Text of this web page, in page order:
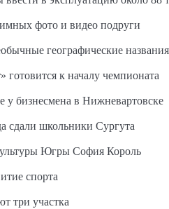
фото и видео подруги
географические
к началу чемпионата
у бизнесмена в Нижневартовске
сдали школьники Сургута
Югры София Король
спорта
три участка